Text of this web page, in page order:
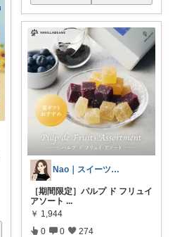
Nao｜スイーツROOM🍰
［期間限定］パルプ ド フリュイ
アソート ...
￥ 1,944
0 0 274